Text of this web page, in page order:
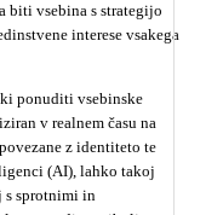
biti vsebina s strategijo
interese vsakega
ponuditi vsebinske
v realnem času na
z identiteto te
(AI), lahko takoj
s sprotnimi in